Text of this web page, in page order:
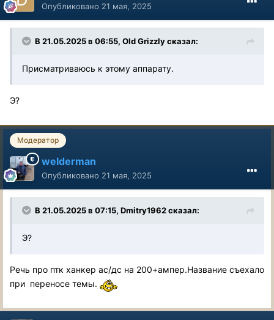
Опубликовано 21 мая, 2025
В 21.05.2025 в 06:55, Old Grizzlyсказал:
Присматриваюсь к этому аппарату.
Э?
Модератор
welderman
Опубликовано 21 мая, 2025
В 21.05.2025 в 07:15, Dmitry1962сказал:
Э?
Речь про птк ханкер ас/дс на 200+ампер.Название съехало
при переносе темы.